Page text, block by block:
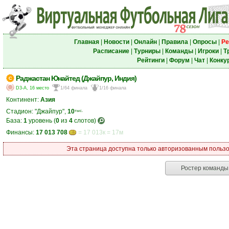
Главная| Новости| Онлайн| Правила| Опросы|
Расписание| Турниры| Команды| Игроки|
Рейтинги| Форум Чат|
Раджастан Юнайтед (Джайпур, Индия)
D3-A, 16 место 1/64 финала 1/16 финала
Континент: Азия
Стадион: "Джайпур", 10тыс.
База: 1 уровень (0 из 4 слотов)
Финансы: 17 013 708 = 17 013к = 17м
Эта страница доступна только авторизованным
Ростер команды